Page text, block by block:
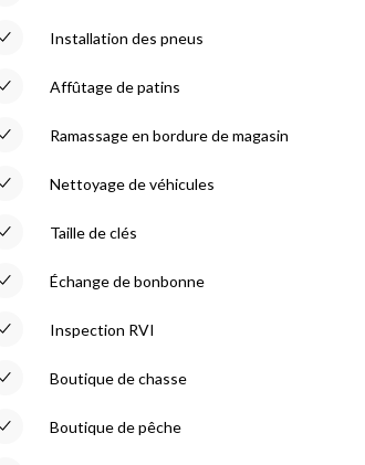
Installation des pneus
Affûtage de patins
Ramassage en bordure de magasin
Nettoyage de véhicules
Taille de clés
Échange de bonbonne
Inspection RVI
Boutique de chasse
Boutique de pêche